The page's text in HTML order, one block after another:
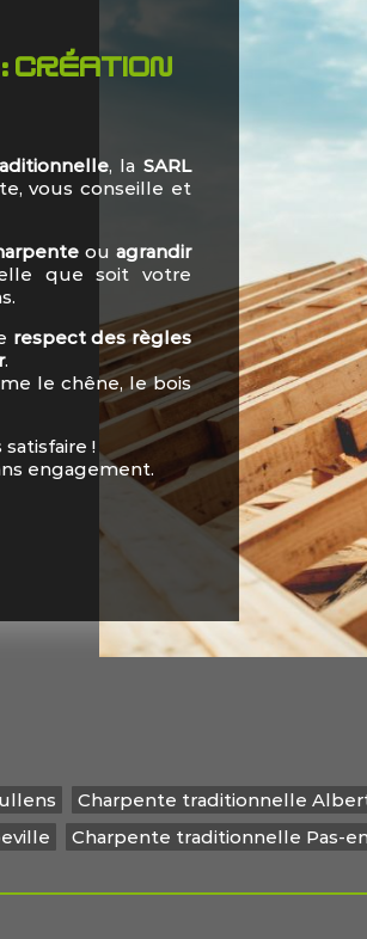
CRÉATION
, laSARL
vous conseille et
ouagrandir
que soit votre
respect des règles
.
le chêne, le bois
!
engagement.
Charpente traditionnelle
Charpente traditionnelle Pas-